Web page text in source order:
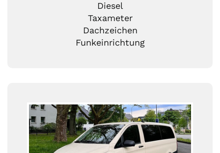
Diesel
Taxameter
Dachzeichen
Funkeinrichtung